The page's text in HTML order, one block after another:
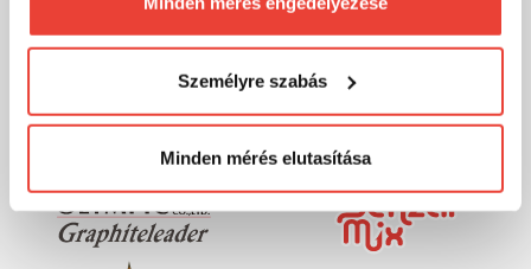
Természetesensoha semmilyen formában nem fogunk
megváltoztathatod a döntésed ezzel kapcsolatban.
Előre is köszönjük!
Személyre szabás
Minden mérés elutasítása